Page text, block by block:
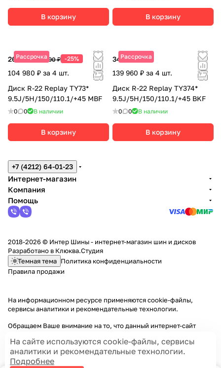
В корзину В корзину
Рассрочка
26 245 ₽34 990 ₽ -25%
104 980 ₽ за 4 шт.
Диск R-22 Replay TY73*
9.5J/5H/150/110.1/+45 MBF
0 0 В наличии
В корзину
Рассрочка
34 990 ₽
139 960 ₽ за 4 шт.
Диск R-22 Replay TY374*
9.5J/5H/150/110.1/+45 BKF
0 0 В наличии
В корзину
+7 (4212) 64-01-23
Интернет-магазин
Компания
Помощь
2018-2026 © Интер Шины - интернет-магазин шин и дисков
Разработано в Клюква.Студия
Темная тема Политика конфиденциальности
Правила продажи
На информационном ресурсе применяютсяcookie-файлы,
сервисы аналитики и рекомендательные технологии.
Обращаем Ваше внимание на то, что данный интернет-сайт
условиях информационные материалы и цены, размещенные на
сайте, не являются публичной офертой, определяемой
положениями Статей 435 и 437 Гражданского кодекса РФ.
На сайте используются cookie-файлы, сервисы
аналитики и рекомендательные технологии.
Подробнее